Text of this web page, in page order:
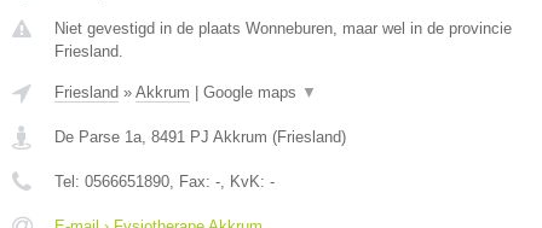
Niet gevestigd in de plaats Wonneburen, maar wel in de provincie
Friesland.
Friesland » Akkrum | Google maps ▼
De Parse 1a 8491 PJ Akkrum (Friesland)
Tel: 0566651890 , Fax: - , KvK: -